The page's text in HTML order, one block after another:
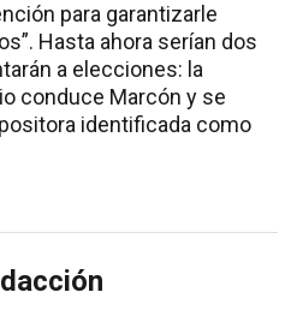
para garantizarle
Hasta ahora serían dos
a elecciones: la
conduce Marcón y se
identificada como